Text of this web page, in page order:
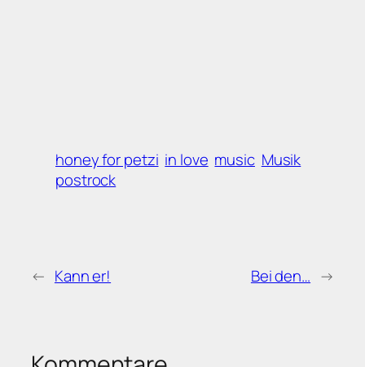
honey for petzi in love music Musik
postrock
← Kann er! Bei den… →